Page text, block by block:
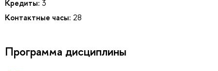
Кредиты: 3
Контактные часы: 28
Программа дисциплины